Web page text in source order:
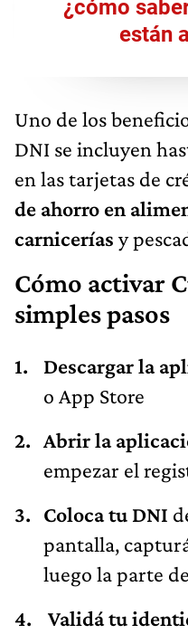
¿cómo
están
Uno de los
DNI se incluyen
en las tarjetas de
de ahorro en
carnicerías y
Cómo activar
simples pasos
Descargar la
o App Store
Abrir la
empezar el
Coloca tu DNI
pantalla,
luego la parte
Validá tu